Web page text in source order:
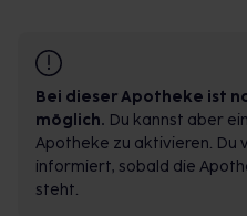
Bei dieser Apotheke ist
möglich. Du kannst aber
Apotheke zu aktivieren. Du
informiert, sobald die
steht.